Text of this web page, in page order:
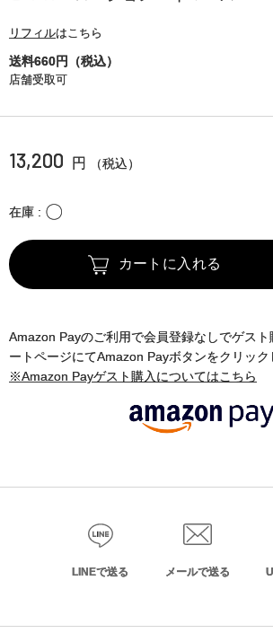
リフィルはこちら
送料660円（税込）
店舗受取可
13,200 円 （税込）
在庫 〇
カートに入れる
Amazon Payのご利用で会員登録なしでゲスト
ートページにてAmazon Payボタンをクリック
※Amazon Payゲスト購入についてはこちら
LINEで送る メールで送る